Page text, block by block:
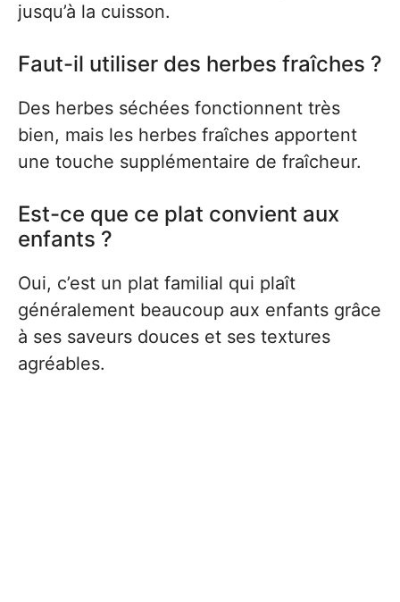
jusqu’à la cuisson.
Faut-il utiliser des herbes fraîches ?
Des herbes séchées fonctionnent très
bien, mais les herbes fraîches apportent
une touche supplémentaire de fraîcheur.
Est-ce que ce plat convient aux
enfants ?
Oui, c’est un plat familial qui plaît
généralement beaucoup aux enfants grâce
à ses saveurs douces et ses textures
agréables.